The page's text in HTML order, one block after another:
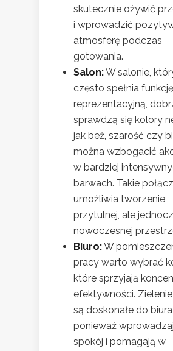
skutecznie ożywić
i wprowadzić
atmosferę podczas
gotowania.
Salon:W salonie,
często spełnia funkcję
reprezentacyjną,
sprawdzą się kolory
jak beż, szarość czy
można wzbogacić
w bardziej
barwach. Takie
umożliwia tworzenie
przytulnej, ale
nowoczesnej
Biuro:W
pracy warto wybrać
które sprzyjają
efektywności.
są doskonałe do biura,
ponieważ
spokój i pomagają w